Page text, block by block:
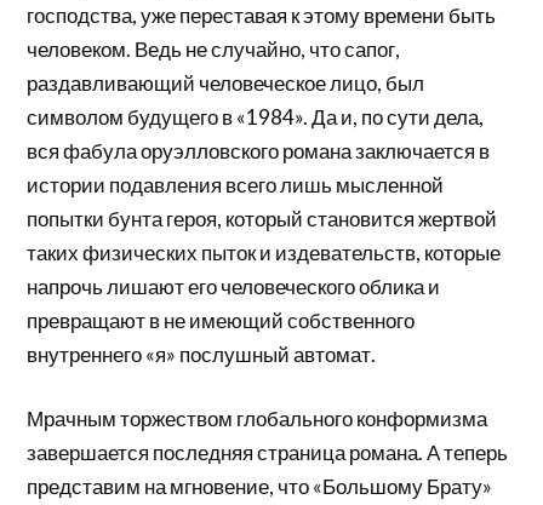
господства, уже переставая к этому времени быть
человеком. Ведь не случайно, что сапог,
раздавливающий человеческое лицо, был
символом будущего в «1984». Да и, по сути дела,
вся фабула оруэлловского романа заключается в
истории подавления всего лишь мысленной
попытки бунта героя, который становится жертвой
таких физических пыток и издевательств, которые
напрочь лишают его человеческого облика и
превращают в не имеющий собственного
внутреннего «я» послушный автомат.
Мрачным торжеством глобального конформизма
завершается последняя страница романа. А теперь
представим на мгновение, что «Большому Брату»